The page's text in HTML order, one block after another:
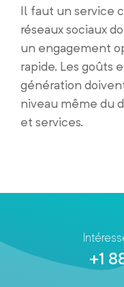
Il faut un service
réseaux sociaux
un engagement
rapide. Les goûts
génération
niveau même du
et services.
+1